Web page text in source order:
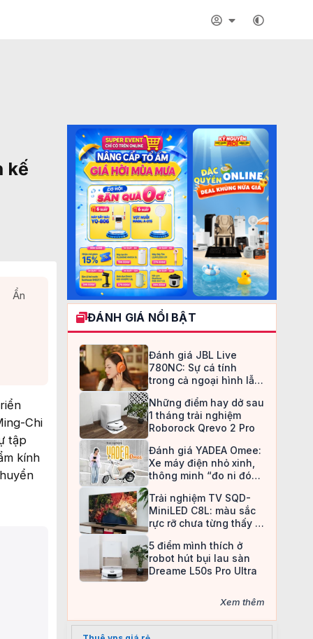
kế
Ẩn
Chi
tập
kính
ĐÁNH GIÁ NỔI BẬT
Đánh giá JBL Live
780NC: Sự cá tính
trong cả ngoại hình lẫn
Những điểm hay dở sau
1 tháng trải nghiệm
Roborock Qrevo 2 Pro
Đánh giá YADEA Omee:
Xe máy điện nhỏ xinh,
thông minh “đo ni đóng
Trải nghiệm TV SQD-
MiniLED C8L: màu sắc
rực rỡ chưa từng thấy ở
5 điểm mình thích ở
robot hút bụi lau sàn
Dreame L50s Pro Ultra
Xem thêm